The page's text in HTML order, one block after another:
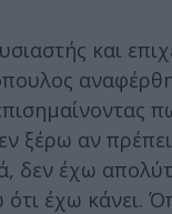
και
ξέρω αν
δεν έχω
έχω κάνει.